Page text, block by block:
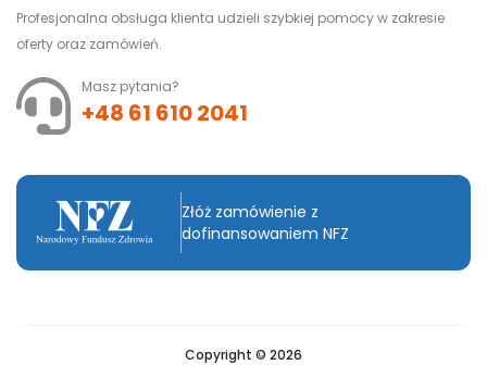
Profesjonalna obsługa klienta udzieli szybkiej pomocy w zakresie
oferty oraz zamówień.
Masz pytania?
+48 61 610 2041
Złóż zamówienie z
dofinansowaniem NFZ
Copyright © 2026